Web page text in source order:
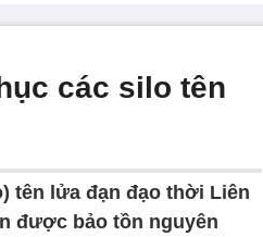
các silo tên
tên lửa đạn đạo thời Liên
được bảo tồn nguyên